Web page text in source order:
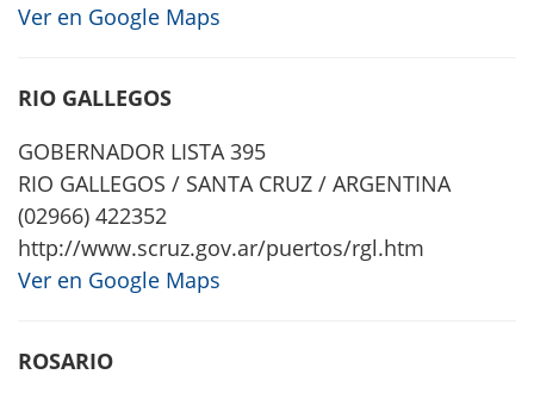
Ver en Google Maps
RIO GALLEGOS
GOBERNADOR LISTA 395
RIO GALLEGOS / SANTA CRUZ / ARGENTINA
(02966) 422352
http://www.scruz.gov.ar/puertos/rgl.htm
Ver en Google Maps
ROSARIO